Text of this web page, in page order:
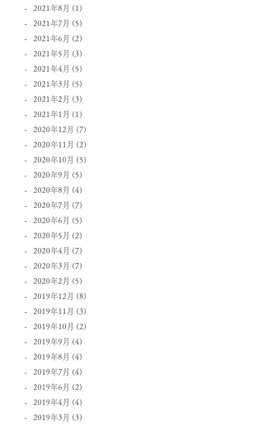
2021年8月 (1)
2021年7月 (5)
2021年6月 (2)
2021年5月 (3)
2021年4月 (5)
2021年3月 (5)
2021年2月 (3)
2021年1月 (1)
2020年12月 (7)
2020年11月 (2)
2020年10月 (5)
2020年9月 (5)
2020年8月 (4)
2020年7月 (7)
2020年6月 (5)
2020年5月 (2)
2020年4月 (7)
2020年3月 (7)
2020年2月 (5)
2019年12月 (8)
2019年11月 (3)
2019年10月 (2)
2019年9月 (4)
2019年8月 (4)
2019年7月 (4)
2019年6月 (2)
2019年4月 (4)
2019年3月 (3)